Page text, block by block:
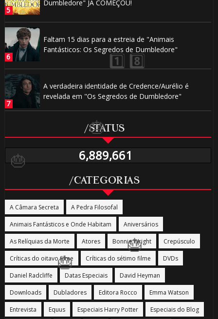
Dumbledore" JÁ COMEÇOU!
Faltam 15 dias para a estreia de "Animais
Fantásticos: Os Segredos de Dumbledore"
A verdadeira identidade de Credence/Aurélio é
revelada em "Os Segredos de Dumbledore"
/STATUS
6,889,661
/CATEGORIAS
A Câmara Secreta A Pedra Filosofal
Animais Fantásticos e Onde Habitam Aniversários
As Relíquias da Morte Atores Bonnie Wright Crepúsculo
Críticas do oitavo filme Críticas do sétimo filme DVDs
Daniel Radcliffe Datas Especiais David Heyman
Downloads Dubladores Editora Rocco Emma Watson
Entrevista Equus Especiais Harry Potter Especiais do Blog
1️⃣ 8️⃣
🎂
⚡
1️⃣
🎂
🎂
⚡
🎂